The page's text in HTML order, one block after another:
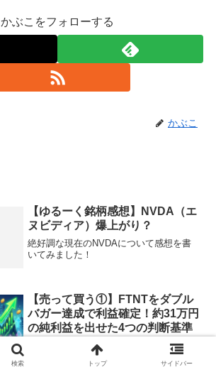
かぶこをフォローする
かぶこ
【ゆるーく銘柄感想】NVDA（エ
ヌビディア）爆上がり？
絶好調な現在のNVDAについて感想を書
いてみました！
【売って買う①】FTNTをダブル
バガー達成で利益確定！約31万円
の純利益を出せた4つの判断基準
2023年に仕込んだ米国株フォーティネッ
ト（FTNT）が株価2倍のダブルバガーを
達成！ドル建て成長＋円安の恩恵で、税
検索 トップ サイドバー